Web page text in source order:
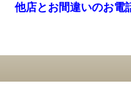
他店とお間違いのお電